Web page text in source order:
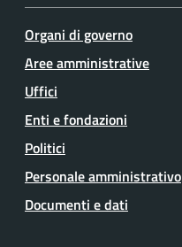
Organi di governo
Aree amministrative
Uffici
Enti e fondazioni
Politici
Personale amministrativo
Documenti e dati